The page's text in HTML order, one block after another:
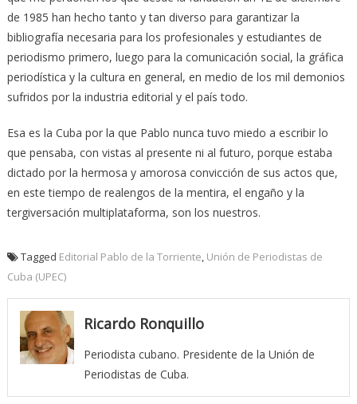
de 1985 han hecho tanto y tan diverso para garantizar la
bibliografía necesaria para los profesionales y estudiantes de
periodismo primero, luego para la comunicación social, la gráfica
periodística y la cultura en general, en medio de los mil demonios
sufridos por la industria editorial y el país todo.
Esa es la Cuba por la que Pablo nunca tuvo miedo a escribir lo
que pensaba, con vistas al presente ni al futuro, porque estaba
dictado por la hermosa y amorosa convicción de sus actos que,
en este tiempo de realengos de la mentira, el engaño y la
tergiversación multiplataforma, son los nuestros.
Tagged Editorial Pablo de la Torriente, Unión de Periodistas de
Cuba (UPEC)
Ricardo Ronquillo
Periodista cubano. Presidente de la Unión de
Periodistas de Cuba.